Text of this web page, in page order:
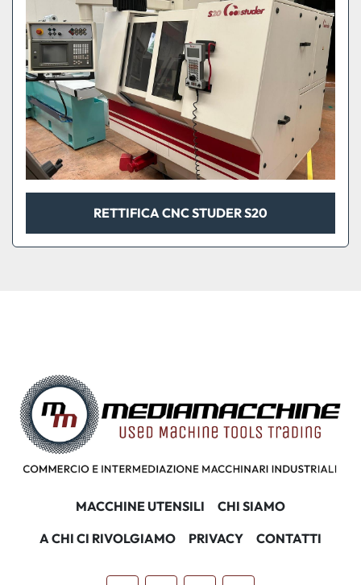
RETTIFICA CNC STUDER S20
MACCHINE UTENSILI
CHI SIAMO
A CHI CI RIVOLGIAMO
PRIVACY CONTATTI